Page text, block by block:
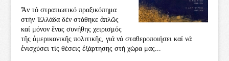
Ἄν τό στρατιωτικό πραξικόπημα
στήν Ἑλλάδα δέν στάθηκε ἁπλῶς
καί μόνον ἕνας συνήθης χειρισμός
τῆς ἀμερικανικῆς πολιτικῆς, γιά νά σταθεροποιήσει καί νά
ἐνισχύσει τίς θέσεις ἐξάρτησης στή χώρα μας...